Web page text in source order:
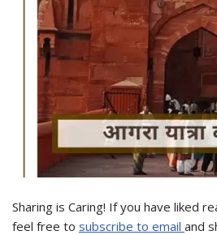
Sharing is Caring! If you have liked
feel free to subscribe to email and